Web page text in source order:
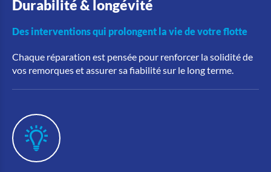
Durabilité & longévité
Des interventions qui prolongent la vie de votre flotte
Chaque réparation est pensée pour renforcer la solidité de
vos remorques et assurer sa fiabilité sur le long terme.